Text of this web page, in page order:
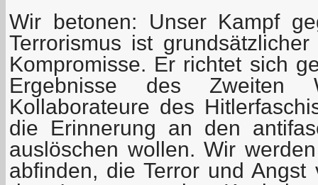
Wir betonen: Unser Kampf
Terrorismus ist
Kompromisse. Er richtet sich
Ergebnisse des Zweiten
Kollaborateure des
die Erinnerung an den
auslöschen wollen. Wir
abfinden, die Terror und